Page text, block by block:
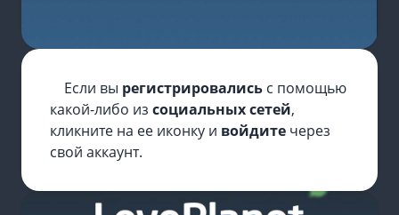
Если вы регистрировались с помощью
какой-либо из социальных сетей,
кликните на ее иконку и войдите через
свой аккаунт.